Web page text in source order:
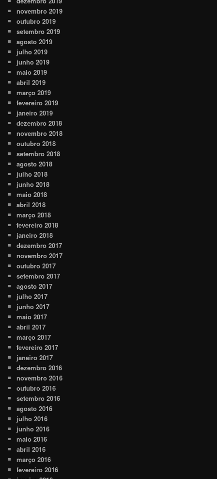
novembro 2019
outubro 2019
setembro 2019
agosto 2019
julho 2019
junho 2019
maio 2019
abril 2019
março 2019
fevereiro 2019
janeiro 2019
dezembro 2018
novembro 2018
outubro 2018
setembro 2018
agosto 2018
julho 2018
junho 2018
maio 2018
abril 2018
março 2018
fevereiro 2018
janeiro 2018
dezembro 2017
novembro 2017
outubro 2017
setembro 2017
agosto 2017
julho 2017
junho 2017
maio 2017
abril 2017
março 2017
fevereiro 2017
janeiro 2017
dezembro 2016
novembro 2016
outubro 2016
setembro 2016
agosto 2016
julho 2016
junho 2016
maio 2016
abril 2016
março 2016
fevereiro 2016